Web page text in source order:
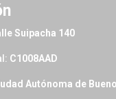
Suipacha 140
C1008AAD
Autónoma de